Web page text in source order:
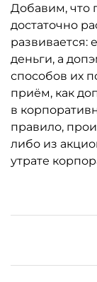
Добавим, что
достаточно
развивается:
деньги, а
способов их
приём, как
в
правило,
либо из
утрате